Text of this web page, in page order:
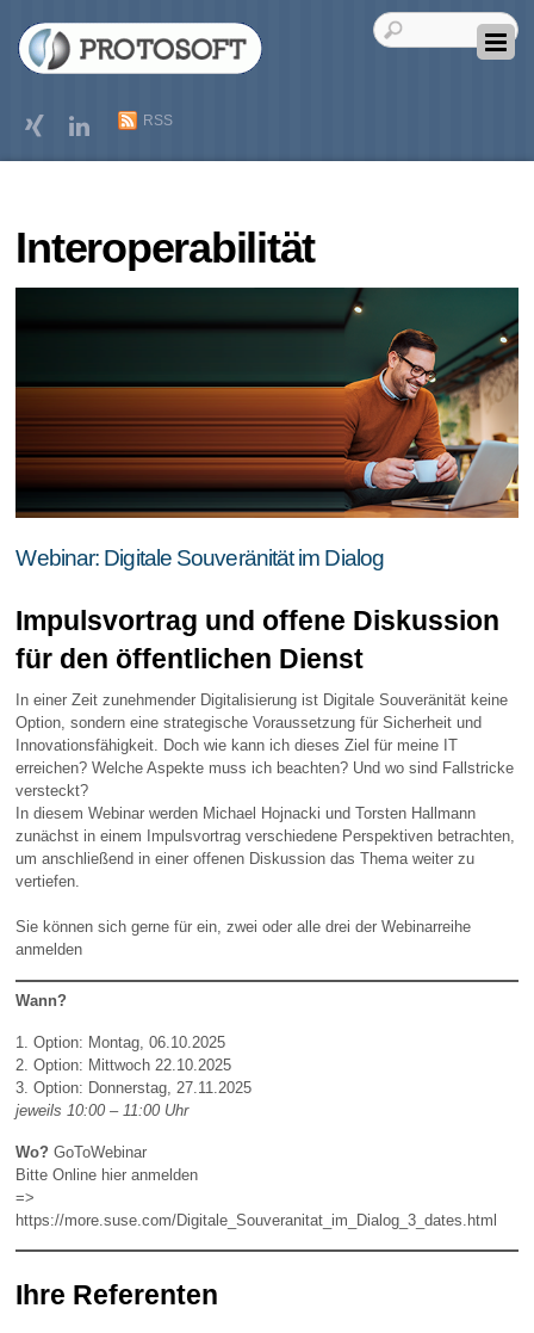
RSS
Interoperabilität
Webinar: Digitale Souveränität im Dialog
Impulsvortrag und offene Diskussion
für den öffentlichen Dienst
In einer Zeit zunehmender Digitalisierung ist Digitale Souveränität keine
Option, sondern eine strategische Voraussetzung für Sicherheit und
Innovationsfähigkeit. Doch wie kann ich dieses Ziel für meine IT
erreichen? Welche Aspekte muss ich beachten? Und wo sind Fallstricke
versteckt?
In diesem Webinar werden Michael Hojnacki und Torsten Hallmann
zunächst in einem Impulsvortrag verschiedene Perspektiven betrachten,
um anschließend in einer offenen Diskussion das Thema weiter zu
vertiefen.
Sie können sich gerne für ein, zwei oder alle drei der Webinarreihe
anmelden
Wann?
1. Option: Montag, 06.10.2025
2. Option: Mittwoch 22.10.2025
3. Option: Donnerstag, 27.11.2025
jeweils 10:00 – 11:00 Uhr
Wo? GoToWebinar
Bitte Online hier anmelden
=>
https://more.suse.com/Digitale_Souveranitat_im_Dialog_3_dates.html
Ihre Referenten